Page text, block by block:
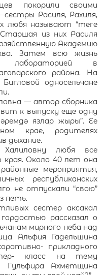
покорили своими
Расиля, Рахиля,
любя называют “теге
из них Расиля
Академию
Затем всю жизнь
лабораторией в
района. На
односельчане
— автор сборника
к выпуску еще одну
язлар жыры”. Ее
крае, родителях
дыхание.
любя все
края. Около 40 лет она
мероприятия,
республиканских
не отпускали “свою”
петь.
сестер аксакал
рассказал о
мирного неба над
Альфия Гадельшина
прикладного
класс на тему
Гульфира Ахметщина